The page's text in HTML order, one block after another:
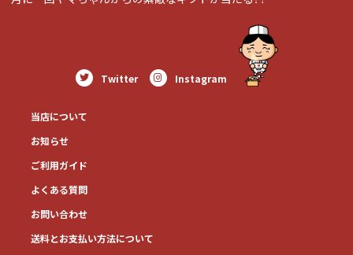
Twitter Instagram
当店について
お知らせ
ご利用ガイド
よくある質問
お問い合わせ
送料とお⽀払い⽅法について